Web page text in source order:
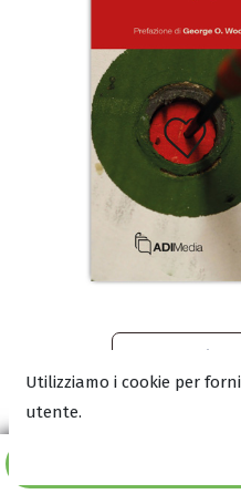
Utilizziamo i cookie per
utente.